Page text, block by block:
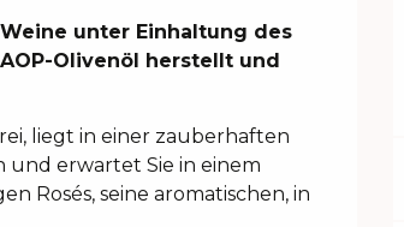
unter Einhaltung des
Olivenöl herstellt und
liegt in einer zauberhaften
erwartet Sie in einem
Rosés, seine aromatischen, in